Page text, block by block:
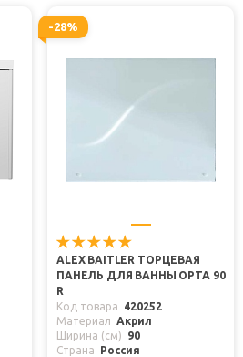
-28%
ALEX BAITLER ТОРЦЕВАЯ
ПАНЕЛЬ ДЛЯ ВАННЫ ОРТА 90
R
Код товара
420252
Материал
Акрил
Ширина (см)
90
Страна
Россия